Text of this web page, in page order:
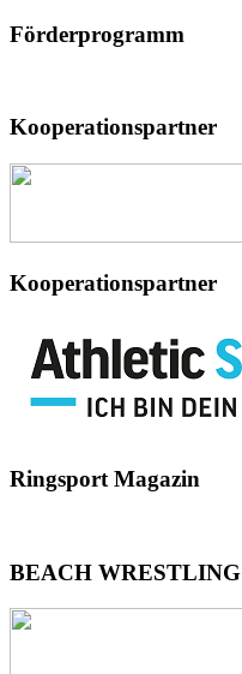
Förderprogramm
Kooperationspartner
Kooperationspartner
Ringsport Magazin
BEACH WRESTLING